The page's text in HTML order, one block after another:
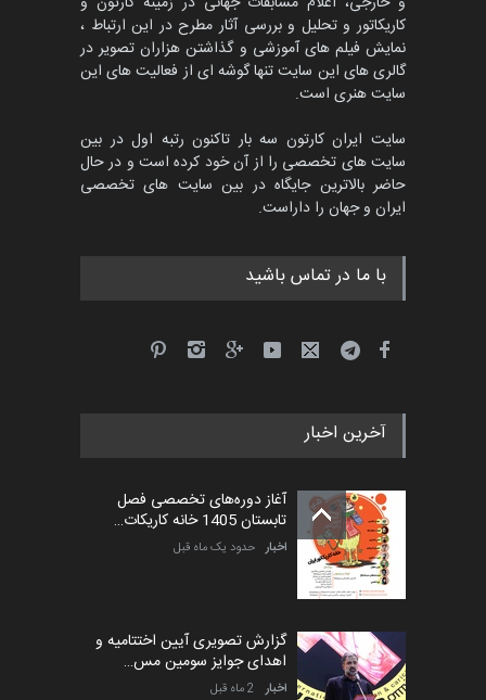
جشنواره بین‌المللی کارتون
مدارس پرتغال، ۲۰۲۷
مهلت 4 ماه دیگر
پنجمین مسابقۀ بین‌المللی
کارتون طنز «کلاه‌ای…
مهلت
کاریکاتور و تحلیل و بررسی آثار مطرح در این ارتباط ،
نمایش فیلم های آموزشی و گذاشتن هزاران تصویر در
گالری های این سایت تنها گوشه ای از فعالیت های این
سایت هنری است.
سایت ایران کارتون سه بار تاکنون رتبه اول در بین
سایت های تخصصی را از آن خود کرده است و در حال
حاضر بالاترین جایگاه در بین سایت های تخصصی
ایران و جهان را داراست.
با ما در تماس باشید
آخرین اخبار
آغاز دوره‌های تخصصی فصل
تابستان 1405 خانه کاریکات…
اخبار حدود یک ماه قبل
گزارش تصویری آیین اختتامیه و
اهدای جوایز سومین مس…
اخبار 2 ماه قبل